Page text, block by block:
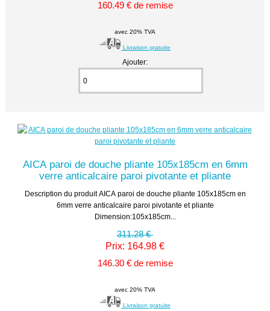
160.49 € de remise
avec 20% TVA
Livraison gratuite
Ajouter:
AICA paroi de douche pliante 105x185cm en 6mm
verre anticalcaire paroi pivotante et pliante
Description du produit AICA paroi de douche pliante 105x185cm en
6mm verre anticalcaire paroi pivotante et pliante
Dimension:105x185cm...
311.28 €
Prix: 164.98 €
146.30 € de remise
avec 20% TVA
Livraison gratuite